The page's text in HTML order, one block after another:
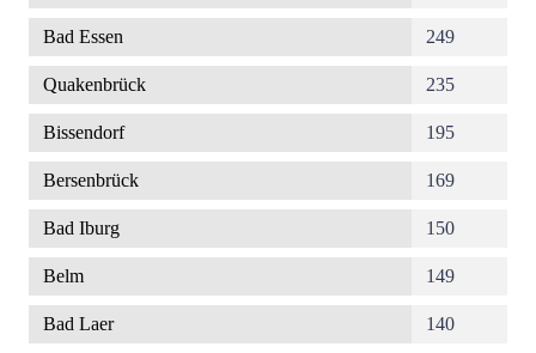
Bad Essen 249
Quakenbrück 235
Bissendorf 195
Bersenbrück 169
Bad Iburg 150
Belm 149
Bad Laer 140